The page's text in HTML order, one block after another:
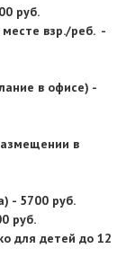
руб.
взр./реб. -
в офисе) -
в
- 5700 руб.
руб.
для детей до 12